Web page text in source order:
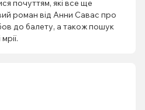
почуттям, які все ще
роман від Анни Савас про
до балету, а також пошук